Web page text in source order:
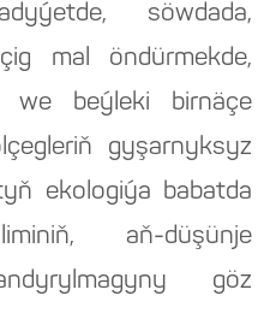
söwdada,
mal öndürmekde,
we beýleki birnäçe
gyşarnyksyz
ekologiýa babatda
aň-düşünje
göz